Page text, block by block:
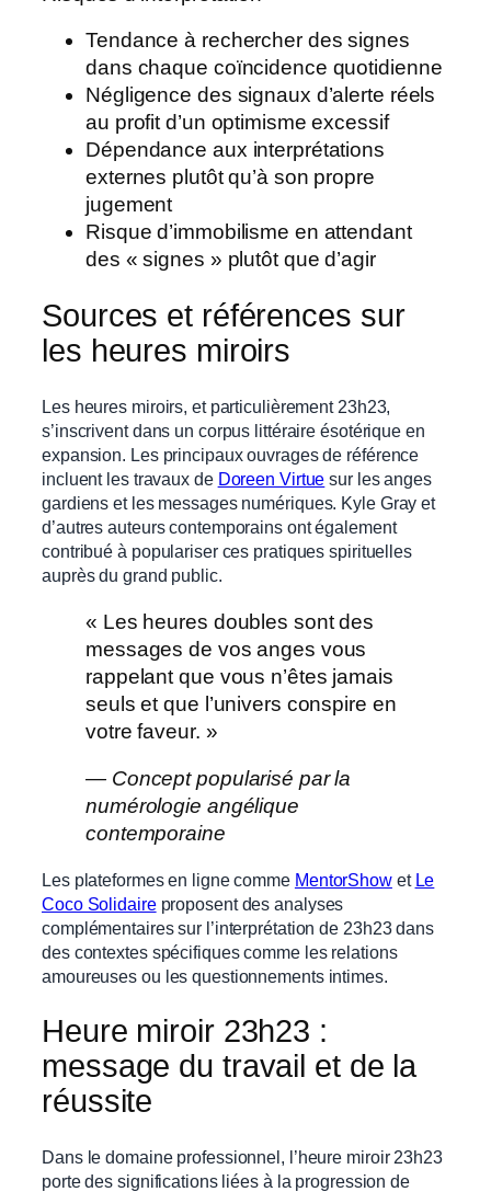
Tendance à rechercher des signes
dans chaque coïncidence quotidienne
Négligence des signaux d’alerte réels
au profit d’un optimisme excessif
Dépendance aux interprétations
externes plutôt qu’à son propre
jugement
Risque d’immobilisme en attendant
des « signes » plutôt que d’agir
Sources et références sur
les heures miroirs
Les heures miroirs, et particulièrement 23h23,
s’inscrivent dans un corpus littéraire ésotérique en
expansion. Les principaux ouvrages de référence
incluent les travaux de Doreen Virtue sur les anges
gardiens et les messages numériques. Kyle Gray et
d’autres auteurs contemporains ont également
contribué à populariser ces pratiques spirituelles
auprès du grand public.
« Les heures doubles sont des
messages de vos anges vous
rappelant que vous n’êtes jamais
seuls et que l’univers conspire en
votre faveur. »
— Concept popularisé par la
numérologie angélique
contemporaine
Les plateformes en ligne comme MentorShowet Le
Coco Solidaireproposent des analyses
complémentaires sur l’interprétation de 23h23 dans
des contextes spécifiques comme les relations
amoureuses ou les questionnements intimes.
Heure miroir 23h23 :
message du travail et de la
réussite
Dans le domaine professionnel, l’heure miroir 23h23
porte des significations liées à la progression de